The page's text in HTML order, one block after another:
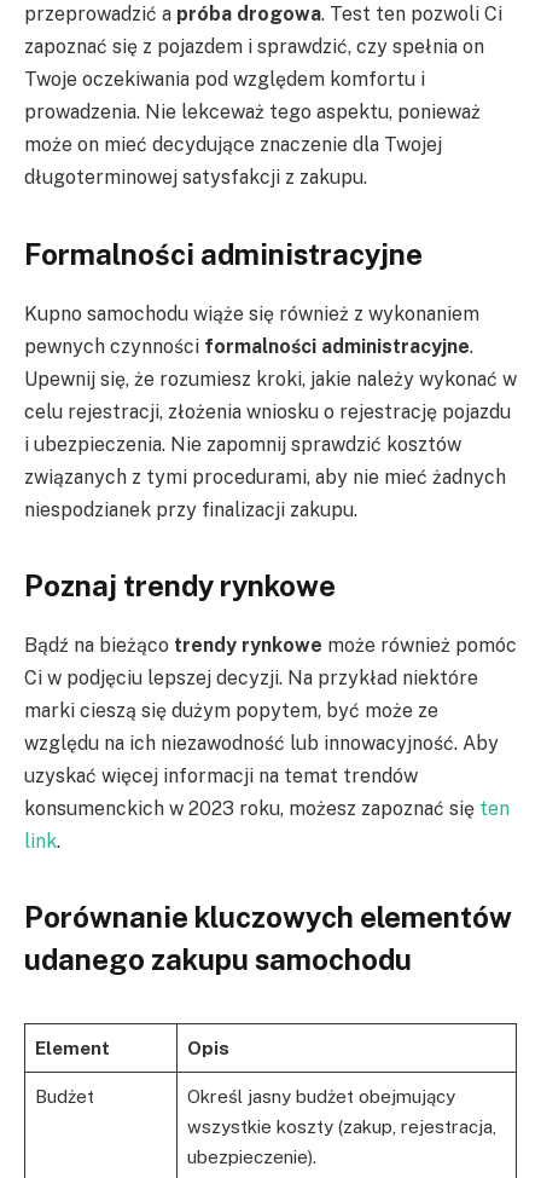
przeprowadzić a próba drogowa. Test ten pozwoli Ci
zapoznać się z pojazdem i sprawdzić, czy spełnia on
Twoje oczekiwania pod względem komfortu i
prowadzenia. Nie lekceważ tego aspektu, ponieważ
może on mieć decydujące znaczenie dla Twojej
długoterminowej satysfakcji z zakupu.
Formalności administracyjne
Kupno samochodu wiąże się również z wykonaniem
pewnych czynności formalności administracyjne.
Upewnij się, że rozumiesz kroki, jakie należy wykonać w
celu rejestracji, złożenia wniosku o rejestrację pojazdu
i ubezpieczenia. Nie zapomnij sprawdzić kosztów
związanych z tymi procedurami, aby nie mieć żadnych
niespodzianek przy finalizacji zakupu.
Poznaj trendy rynkowe
Bądź na bieżąco trendy rynkowe może również pomóc
Ci w podjęciu lepszej decyzji. Na przykład niektóre
marki cieszą się dużym popytem, ​​być może ze
względu na ich niezawodność lub innowacyjność. Aby
uzyskać więcej informacji na temat trendów
konsumenckich w 2023 roku, możesz zapoznać się ten
link.
Porównanie kluczowych elementów
udanego zakupu samochodu
Element Opis
Budżet
Określ jasny budżet obejmujący
wszystkie koszty (zakup, rejestracja,
ubezpieczenie).